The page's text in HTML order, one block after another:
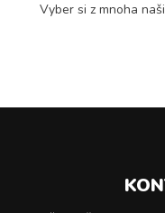
Vyber si z mnoha